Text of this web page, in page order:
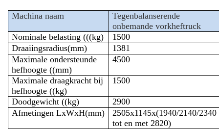
Machina naam
Tegenbalanserende
onbemande vorkheftruck
Nominale belasting (((kg)
1500
Draaiingsradius(mm)
1381
Maximale ondersteunde
hefhoogte ((mm)
4500
Maximale draagkracht bij
hefhoogte ((kg)
1500
Doodgewicht ((kg)
2900
Afmetingen LxWxH(mm) 2505x1145x(1940/2140/2340
tot en met 2820)